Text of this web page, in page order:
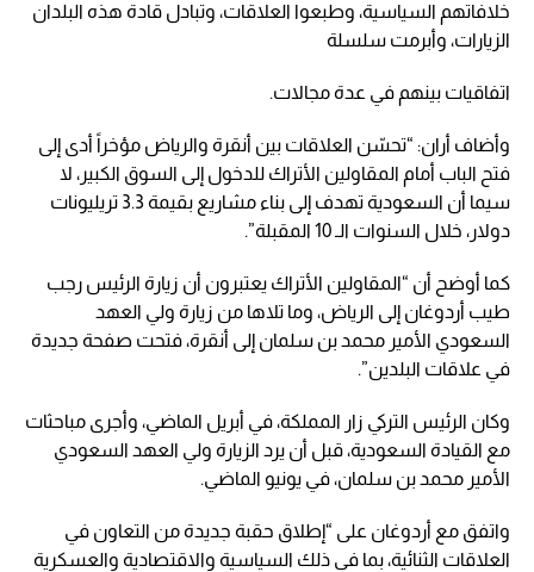
خلافاتهم السياسية، وطبعوا العلاقات، وتبادل قادة هذه البلدان
الزيارات، وأبرمت سلسلة
اتفاقيات بينهم في عدة مجالات.
وأضاف أران: “تحسّن العلاقات بين أنقرة والرياض مؤخراً أدى إلى
فتح الباب أمام المقاولين الأتراك للدخول إلى السوق الكبير، لا
سيما أن السعودية تهدف إلى بناء مشاريع بقيمة 3.3 تريليونات
دولار، خلال السنوات الـ 10 المقبلة”.
كما أوضح أن “المقاولين الأتراك يعتبرون أن زيارة الرئيس رجب
طيب أردوغان إلى الرياض، وما تلاها من زيارة ولي العهد
السعودي الأمير محمد بن سلمان إلى أنقرة، فتحت صفحة جديدة
في علاقات البلدين”.
وكان الرئيس التركي زار المملكة، في أبريل الماضي، وأجرى مباحثات
مع القيادة السعودية، قبل أن يرد الزيارة ولي العهد السعودي
الأمير محمد بن سلمان، في يونيو الماضي.
واتفق مع أردوغان على “إطلاق حقبة جديدة من التعاون في
العلاقات الثنائية، بما في ذلك السياسية والاقتصادية والعسكرية